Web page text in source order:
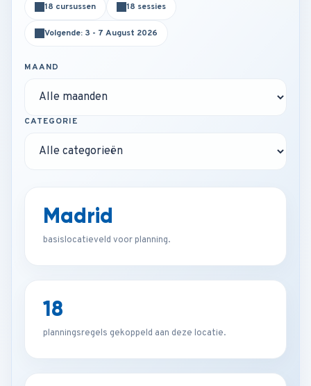
18 cursussen 18 sessies
Volgende: 3 - 7 August 2026
MAAND
CATEGORIE
Madrid
basislocatieveld voor planning.
18
planningsregels gekoppeld aan deze locatie.